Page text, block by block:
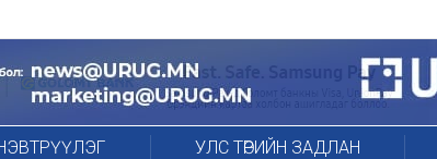
НЭВТРҮҮЛЭГ УЛС ТӨРИЙН ЗАДЛАН